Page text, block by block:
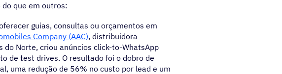
que em outros:
guias, consultas ou orçamentos em
Company (AAC), distribuidora
do Norte, criou anúncios click-to-WhatsApp
de test drives. O resultado foi o dobro de
uma redução de 56% no custo por lead e um